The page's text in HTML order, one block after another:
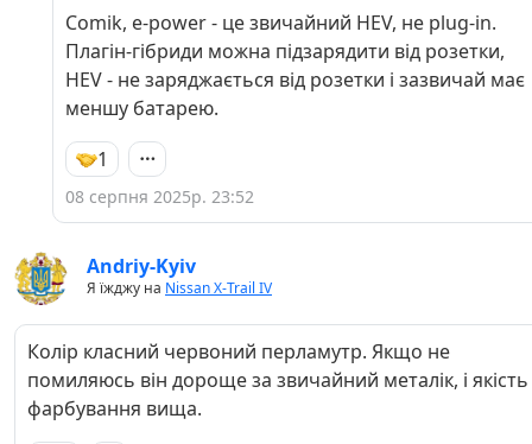
in доплати і як вплоиває на витрату.
Обслуговування. Вдалої експлуатації.
Comik, е-power - це звичайний HEV, не plug-in.
Плагін-гібриди можна підзарядити від розетки,
HEV - не заряджається від розетки і зазвичай має
меншу батарею.
1
08 серпня 2025р. 23:52
Andriy-Kyiv
Я їжджу на Nissan X-Trail IV
Колір класний червоний перламутр. Якщо не
помиляюсь він дороще за звичайний металік, і якість
фарбування вища.